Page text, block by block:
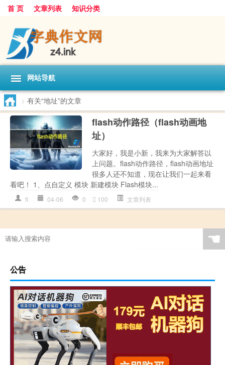
首 页 文章列表 知识分类
网站导航
> 有关“地址”的文章
flash动作路径（flash动画地
址）
大家好，我是小新，我来为大家解答以
上问题。flash动作路径，flash动画地址
很多人还不知道，现在让我们一起来看
看吧！ 1、点自定义 模块 新建模块 Flash模块...
fl 04-06 0 100 文章列表
☚
公告